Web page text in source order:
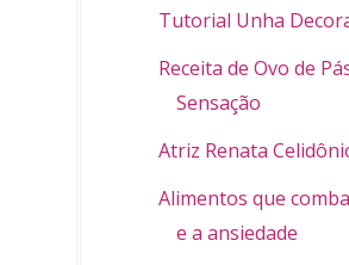
Tutorial Unha
Receita de Ovo de
Sensação
Atriz Renata
Alimentos que
e a ansiedade